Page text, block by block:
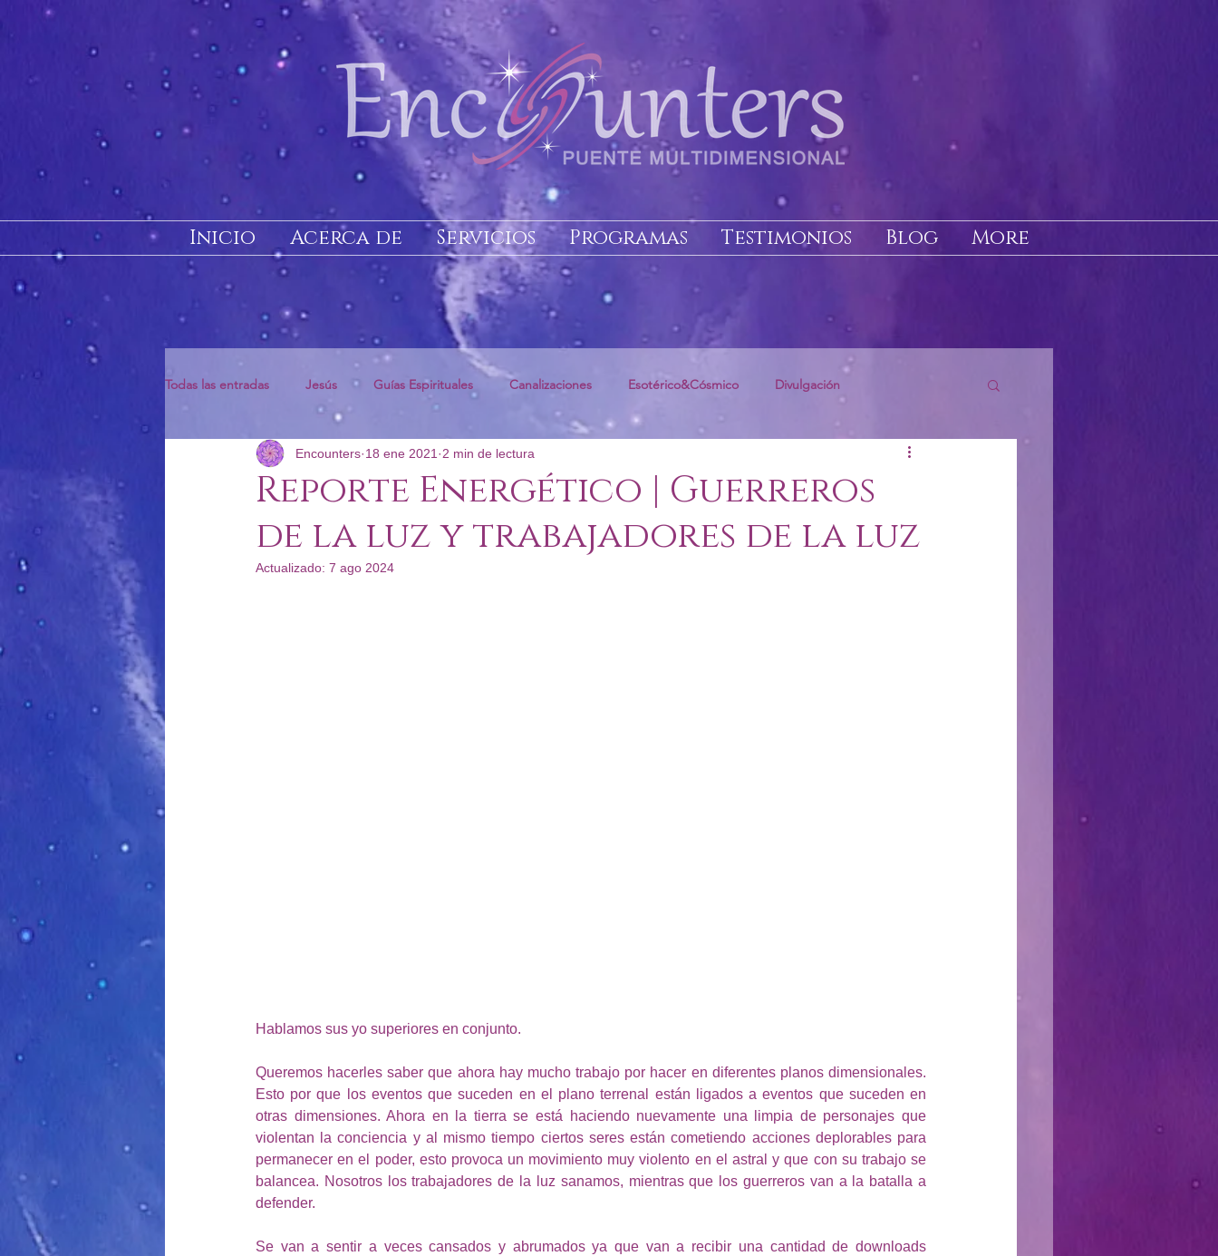
Todas las entradas Jesús Guías Espirituales Canalizaciones Esotérico&Cósmico Divulgación
Reportes Energéticos Podcast: Poco Convencional
Reporte Energético | Guerreros
de la luz y trabajadores de la luz
Encounters 18 ene 2021 2 min de lectura
Actualizado: 7 ago 2024
Hablamos sus yo superiores en conjunto.
Queremos hacerles saber que ahora hay mucho trabajo por hacer en diferentes planos dimensionales.
Esto por que los eventos que suceden en el plano terrenal están ligados a eventos que suceden en
otras dimensiones. Ahora en la tierra se está haciendo nuevamente una limpia de personajes que
violentan la conciencia y al mismo tiempo ciertos seres están cometiendo acciones deplorables para
permanecer en el poder, esto provoca un movimiento muy violento en el astral y que con su trabajo se
balancea. Nosotros los trabajadores de la luz sanamos, mientras que los guerreros van a la batalla a
defender.
Se van a sentir a veces cansados y abrumados ya que van a recibir una cantidad de downloads
Inicio Acerca de Servicios Programas Testimonios Blog More